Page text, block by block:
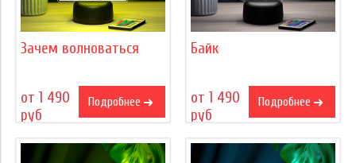
Зачем волноваться
от 1 490
руб
Подробнее
Байк
от 1 490
руб
Подробнее